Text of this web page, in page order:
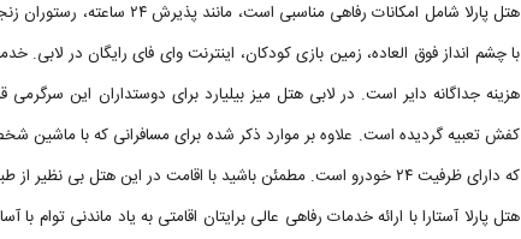
هتل پارلا شامل امکانات رفاهی
با چشم انداز فوق العاده، زمین بازی کودکان، اینترنت وای فای رایگان در
هزینه جداگانه دایر است. در لابی هتل میز بیلیارد برای دوستداران این
کفش تعبیه گردیده است. علاوه بر موارد ذکر شده برای مسافرانی که با
که دارای ظرفیت ۲۴ خودرو است. مطمئن باشید با اقامت در این هتل بی نظیر از طبیعتی بکر، زیبا و سرسبز لذت خواهید برد.
هتل پارلا آستارا با ارائه خدمات رفاهی عالی برایتان اقامتی به یاد ماندنی توام